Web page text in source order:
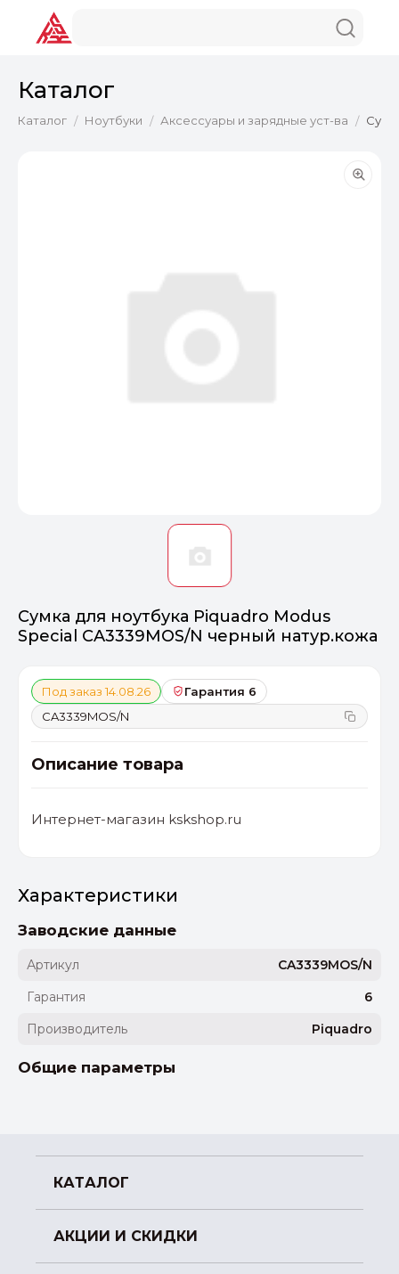
Каталог
Каталог / Ноутбуки / Аксессуары и зарядные уст-ва /
Сумка для ноутбука Piquadro Modus
Special CA3339MOS/N черный натур.кожа
Под заказ 14.08.26
Гарантия 6
CA3339MOS/N
Описание товара
Интернет-магазин kskshop.ru
Характеристики
Заводские данные
Артикул
CA3339MOS/N
Гарантия
6
Производитель
Piquadro
Общие параметры
КАТАЛОГ
АКЦИИ И СКИДКИ